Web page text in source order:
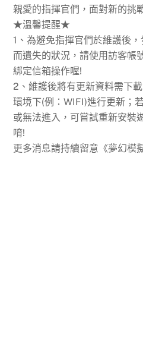
親愛的指揮官們，面對新的挑
★溫馨提醒★
1、為避免指揮官們於維護後
而遺失的狀況，請使用訪客帳
綁定信箱操作喔!
2、維護後將有更新資料需下
環境下(例：WIFI)進行更新；
或無法進入，可嘗試重新安裝
唷!
更多消息請持續留意《夢幻模